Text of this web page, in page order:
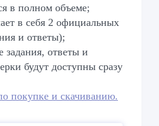
в полном объеме;
в себя 2 официальных
и ответы);
ответы и
будут доступны сразу
покупке и скачиванию.